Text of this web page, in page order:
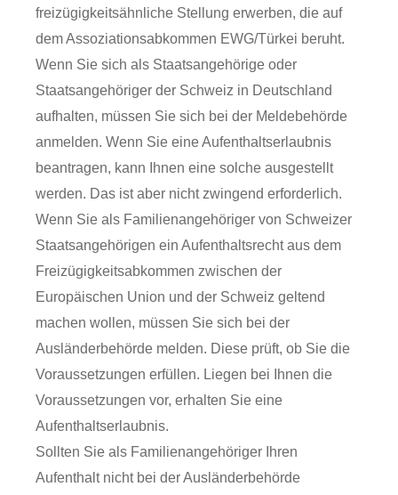
freizügigkeitsähnliche Stellung erwerben, die auf
dem Assoziationsabkommen EWG/Türkei beruht.
Wenn Sie sich als Staatsangehörige oder
Staatsangehöriger der Schweiz in Deutschland
aufhalten, müssen Sie sich bei der Meldebehörde
anmelden. Wenn Sie eine Aufenthaltserlaubnis
beantragen, kann Ihnen eine solche ausgestellt
werden. Das ist aber nicht zwingend erforderlich.
Wenn Sie als Familienangehöriger von Schweizer
Staatsangehörigen ein Aufenthaltsrecht aus dem
Freizügigkeitsabkommen zwischen der
Europäischen Union und der Schweiz geltend
machen wollen, müssen Sie sich bei der
Ausländerbehörde melden. Diese prüft, ob Sie die
Voraussetzungen erfüllen. Liegen bei Ihnen die
Voraussetzungen vor, erhalten Sie eine
Aufenthaltserlaubnis.
Sollten Sie als Familienangehöriger Ihren
Aufenthalt nicht bei der Ausländerbehörde